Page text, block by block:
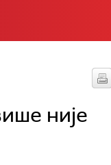
није